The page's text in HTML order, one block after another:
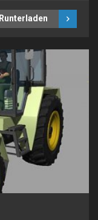
Runterladen